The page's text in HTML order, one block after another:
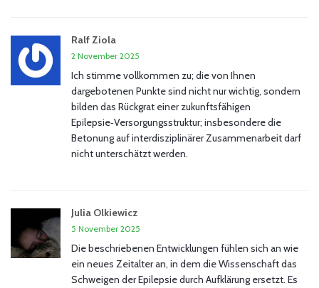
Ralf Ziola
2 November 2025
Ich stimme vollkommen zu; die von Ihnen
dargebotenen Punkte sind nicht nur wichtig, sondern
bilden das Rückgrat einer zukunftsfähigen
Epilepsie‑Versorgungsstruktur; insbesondere die
Betonung auf interdisziplinärer Zusammenarbeit darf
nicht unterschätzt werden.
Julia Olkiewicz
5 November 2025
Die beschriebenen Entwicklungen fühlen sich an wie
ein neues Zeitalter an, in dem die Wissenschaft das
Schweigen der Epilepsie durch Aufklärung ersetzt. Es